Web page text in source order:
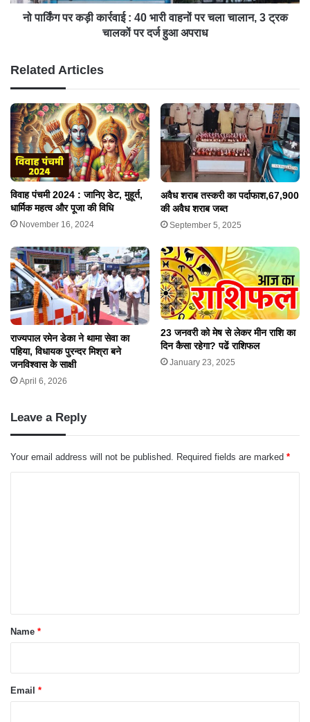
नो पार्किंग पर कड़ी कार्रवाई : 40 भारी वाहनों पर चला चालान, 3 ट्रक
चालकों पर दर्ज हुआ अपराध
Related Articles
विवाह पंचमी 2024 : जानिए डेट, मुहूर्त,
धार्मिक महत्व और पूजा की विधि
November 16, 2024
अवैध शराब तस्करी का पर्दाफाश,67,900
की अवैध शराब जब्त
September 5, 2025
राज्यपाल रमेन डेका ने थामा सेवा का
पहिया, विधायक पुरन्दर मिश्रा बने
जनविश्वास के साक्षी
April 6, 2026
23 जनवरी को मेष से लेकर मीन राशि का
दिन कैसा रहेगा? पढें राशिफल
January 23, 2025
Leave a Reply
Your email address will not be published. Required fields are marked *
*Name *
Email *